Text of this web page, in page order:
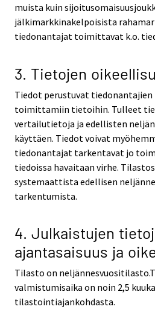
muista kuin
jälkimarkkinakelpoisista
tiedonantajat toimittavat k.o.
3. Tietojen
Tiedot perustuvat
toimittamiin tietoihin. Tulleet
vertailutietoja ja edellisten
käyttäen. Tiedot voivat
tiedonantajat tarkentavat jo
tiedoissa havaitaan virhe.
systemaattista edellisen
tarkentumista.
4. Julkaistujen
ajantasaisuus ja
Tilasto on
valmistumisaika on noin 2,5
tilastointiajankohdasta.